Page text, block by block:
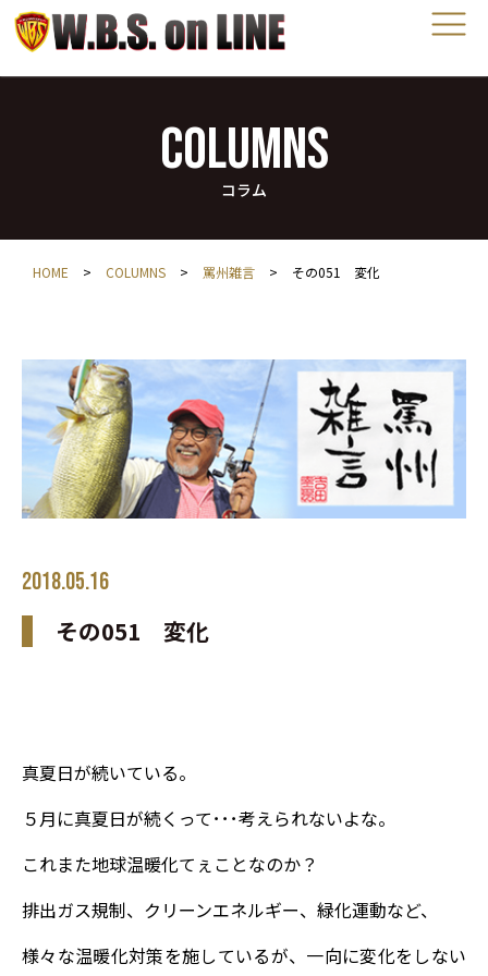
COLUMNS
コラム
HOME > COLUMNS > 罵州雑言 > その051 変化
2018.05.16
その051 変化
真夏日が続いている。
５月に真夏日が続くって･･･考えられないよな。
これまた地球温暖化てぇことなのか？
排出ガス規制、クリーンエネルギー、緑化運動など、
様々な温暖化対策を施しているが、一向に変化をしない